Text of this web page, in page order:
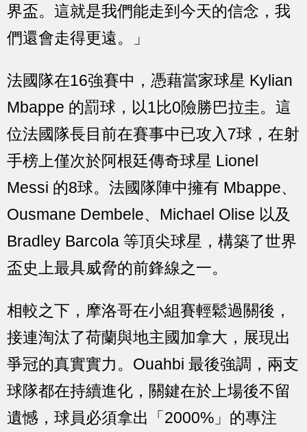
界盃。這就是我們能走到今天的信念，我
們還會走得更遠。」
法國隊在16強賽中，憑藉當家球星 Kylian
Mbappe 的罰球，以1比0險勝巴拉圭。這
位法國隊長目前在賽事中已攻入7球，在射
手榜上僅次於阿根廷傳奇球星 Lionel
Messi 的8球。法國隊陣中擁有 Mbappe、
Ousmane Dembele、Michael Olise 以及
Bradley Barcola 等頂尖球星，構築了世界
盃史上最具威脅的前鋒線之一。
相較之下，摩洛哥在小組賽輕鬆過關後，
接連淘汰了荷蘭與地主國加拿大，展現出
爭冠的真實實力。Ouahbi 最後強調，兩支
球隊都在持續進化，關鍵在於上場後不留
遺憾，球員必須拿出「2000%」的專注